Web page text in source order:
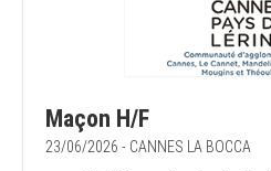
Maçon H/F
23/06/2026 - CANNES LA BOCCA